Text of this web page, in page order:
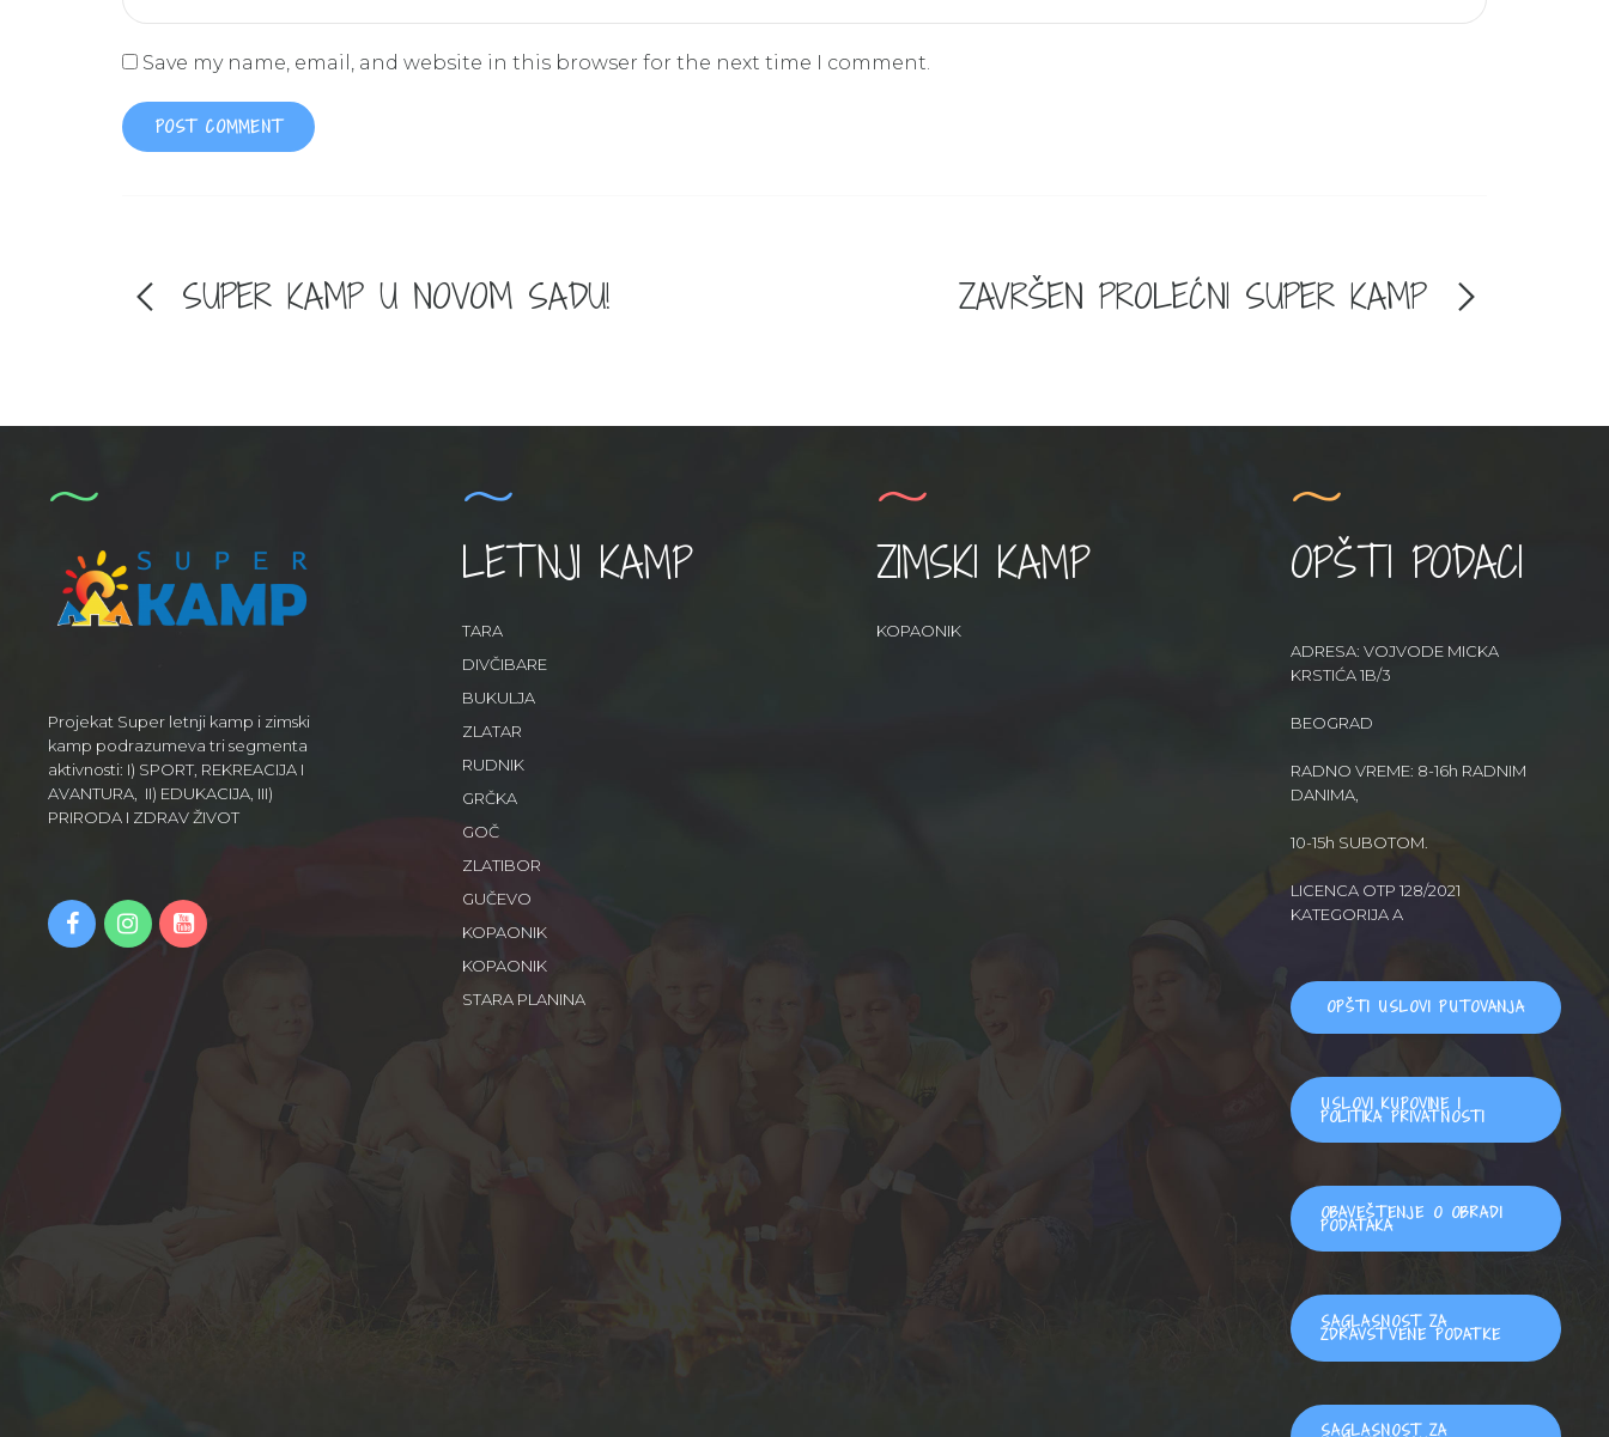
Save my name, email, and website in this browser for the next time I comment.
POST COMMENT
SUPER KAMP U NOVOM SADU! ZAVRŠEN PROLEĆNI SUPER KAMP
Projekat Super letnji kamp i zimski
kamp podrazumeva tri segmenta
aktivnosti: I) SPORT, REKREACIJA I
AVANTURA, II) EDUKACIJA, III)
PRIRODA I ZDRAV ŽIVOT
LETNJI KAMP
TARA
DIVČIBARE
BUKULJA
ZLATAR
RUDNIK
GRČKA
GOČ
ZLATIBOR
GUČEVO
KOPAONIK
KOPAONIK
STARA PLANINA
ZIMSKI KAMP
KOPAONIK
OPŠTI PODACI
ADRESA: VOJVODE MICKA
KRSTIĆA 1B/3
BEOGRAD
RADNO VREME: 8-16h RADNIM
DANIMA,
10-15h SUBOTOM.
LICENCA OTP 128/2021
KATEGORIJA A
OPŠTI USLOVI PUTOVANJA
USLOVI KUPOVINE I
POLITIKA PRIVATNOSTI
OBAVEŠTENJE O OBRADI
PODATAKA
SAGLASNOST ZA
ZDRAVSTVENE PODATKE
SAGLASNOST ZA